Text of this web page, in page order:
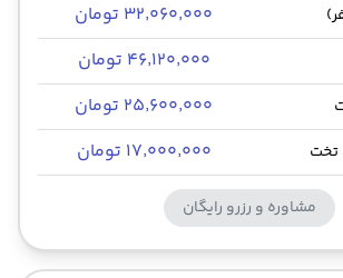
۳۲٬۰۶۰٬۰۰۰ تومان
۴۶٬۱۲۰٬۰۰۰ تومان
۲۵٬۶۰۰٬۰۰۰ تومان
تخت ۱۷٬۰۰۰٬۰۰۰ تومان
مشاوره و رزرو رایگان